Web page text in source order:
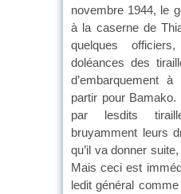
novembre 1944, le
à la caserne de
quelques
doléances des
d’embarquement
partir pour
par lesdits
bruyamment leurs
qu’il va donner
Mais ceci est
ledit général